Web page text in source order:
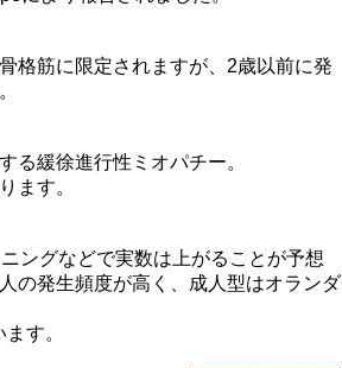
格筋に限定されますが、2歳以前に発
る緩徐進行性ミオパチー。
ます。
ングなどで実数は上がることが予想
の発生頻度が高く、成人型はオランダ
す。